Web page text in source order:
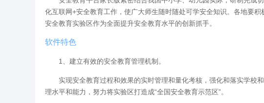
化互联网+安全教育工作，使广大师生随时随处可学安全知识。各地要
安全教育实验区作为全面提升安全教育水平的创新抓手。
软件特色
1、建立有效的安全教育管理机制。
实现安全教育过程和效果的实时管理和量化考核，强化和落实学校
理水平和能力，努力将实验区打造成“全国安全教育示范区”。